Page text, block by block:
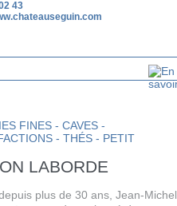
43
FINES - CAVES -
- THÉS - PETIT
LABORDE
plus de 30 ans, Jean-Michel